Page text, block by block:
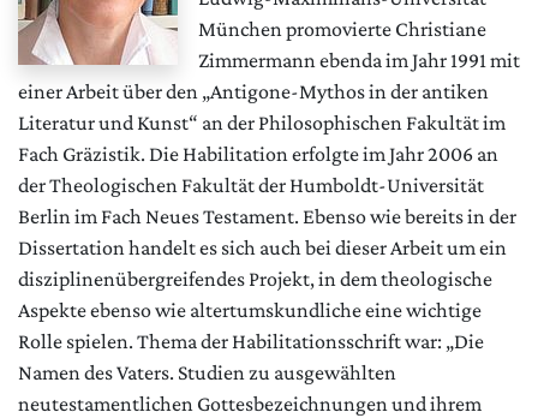
München promovierte Christiane
Zimmermann ebenda im Jahr 1991 mit
einer Arbeit über den „Antigone-Mythos in der antiken
Literatur und Kunst“ an der Philosophischen Fakultät im
Fach Gräzistik. Die Habilitation erfolgte im Jahr 2006 an
der Theologischen Fakultät der Humboldt-Universität
Berlin im Fach Neues Testament. Ebenso wie bereits in der
Dissertation handelt es sich auch bei dieser Arbeit um ein
disziplinenübergreifendes Projekt, in dem theologische
Aspekte ebenso wie altertumskundliche eine wichtige
Rolle spielen. Thema der Habilitationsschrift war: „Die
Namen des Vaters. Studien zu ausgewählten
neutestamentlichen Gottesbezeichnungen und ihrem